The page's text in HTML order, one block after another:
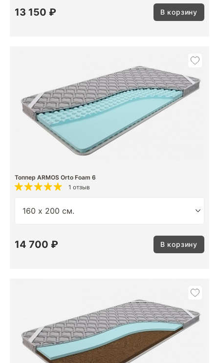
13 150 ₽ В корзину
Топпер ARMOS Orto Foam 6
1 отзыв
14 700 ₽ В корзину